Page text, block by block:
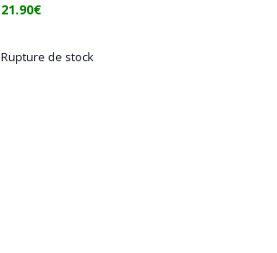
21.90€
Rupture de stock